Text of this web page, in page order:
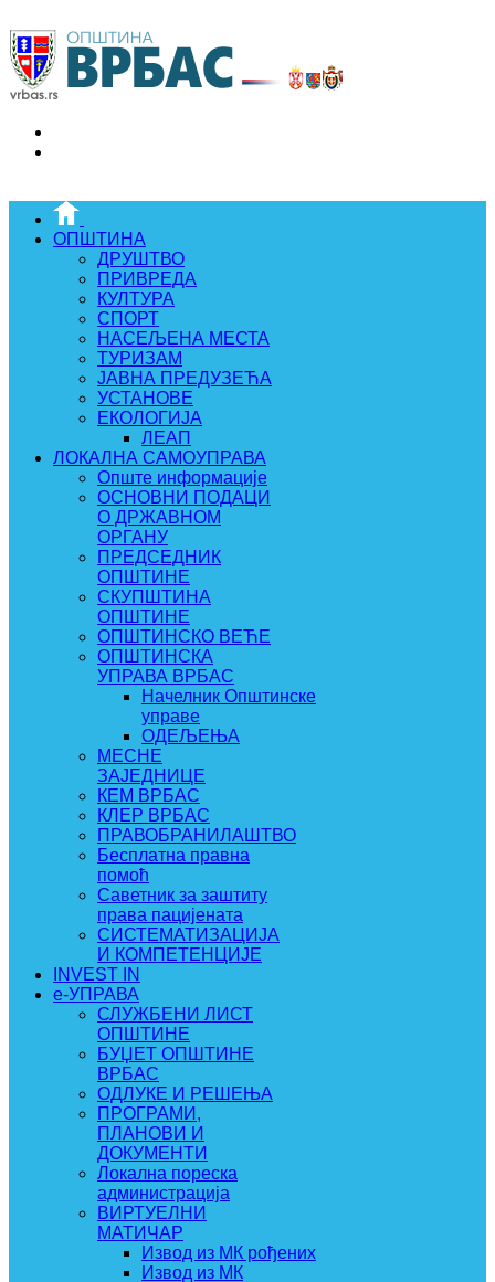
ОПШТИНА
ДРУШТВО
ПРИВРЕДА
КУЛТУРА
СПОРТ
НАСЕЉЕНА МЕСТА
ТУРИЗАМ
ЈАВНА ПРЕДУЗЕЋА
УСТАНОВЕ
ЕКОЛОГИЈА
ЛЕАП
ЛОКАЛНА САМОУПРАВА
Опште информације
ОСНОВНИ ПОДАЦИ
О ДРЖАВНОМ
ОРГАНУ
ПРЕДСЕДНИК
ОПШТИНЕ
СКУПШТИНА
ОПШТИНЕ
ОПШТИНСКО ВЕЋЕ
ОПШТИНСКА
УПРАВА ВРБАС
Начелник Општинске
управе
ОДЕЉЕЊА
МЕСНЕ
ЗАЈЕДНИЦЕ
КЕМ ВРБАС
КЛЕР ВРБАС
ПРАВОБРАНИЛАШТВО
Бесплатна правна
помоћ
Саветник за заштиту
права пацијената
СИСТЕМАТИЗАЦИЈА
И КОМПЕТЕНЦИЈЕ
INVEST IN
e-УПРАВА
СЛУЖБЕНИ ЛИСТ
ОПШТИНЕ
БУЏЕТ ОПШТИНЕ
ВРБАС
ОДЛУКЕ И РЕШЕЊА
ПРОГРАМИ,
ПЛАНОВИ И
ДОКУМЕНТИ
Локална пореска
администрација
ВИРТУЕЛНИ
МАТИЧАР
Извод из МК рођених
Извод из МК